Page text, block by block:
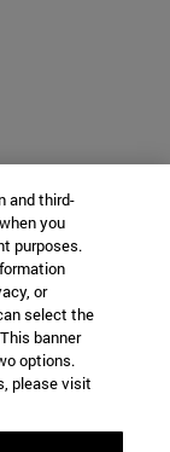
and third-
you
purposes.
or
select the
banner
options.
please visit